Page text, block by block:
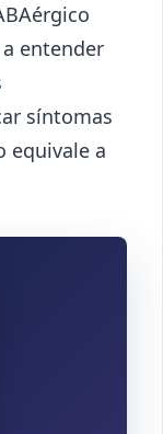
entender
síntomas
equivale a